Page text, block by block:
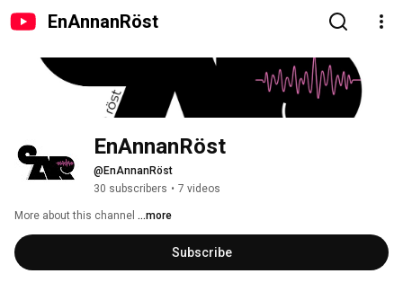
EnAnnanRöst
EnAnnanRöst
@EnAnnanRöst
30 subscribers • 7 videos
More about this channel ...more
Subscribe